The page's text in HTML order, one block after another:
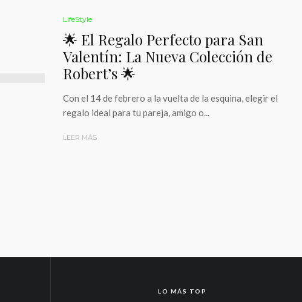
LifeStyle
🌟 El Regalo Perfecto para San
Valentín: La Nueva Colección de
Robert’s 🌟
Con el 14 de febrero a la vuelta de la esquina, elegir el
regalo ideal para tu pareja, amigo o...
LEER MÁS
LO MÁS TOP